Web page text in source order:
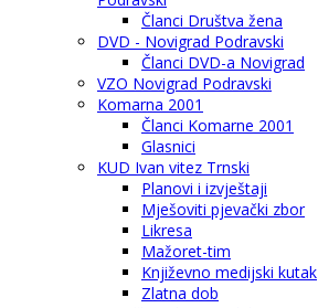
Članci Društva žena
DVD - Novigrad Podravski
Članci DVD-a Novigrad
VZO Novigrad Podravski
Komarna 2001
Članci Komarne 2001
Glasnici
KUD Ivan vitez Trnski
Planovi i izvještaji
Mješoviti pjevački zbor
Likresa
Mažoret-tim
Književno medijski kutak
Zlatna dob